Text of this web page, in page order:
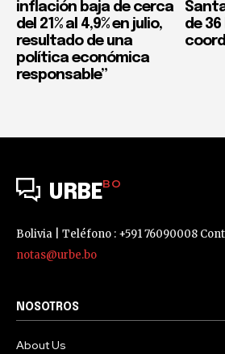
inflación baja de cerca
del 21% al 4,9% en julio,
resultado de una
política económica
responsable”
de
URBEBO
Bolivia | Teléfono : +591 76090008
notas@urbe.bo
NOSOTROS
About Us